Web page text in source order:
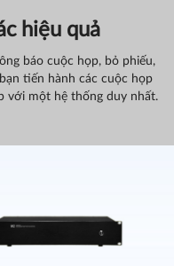
hiệu quả
báo cuộc họp, bỏ phiếu,
tiến hành các cuộc họp
với một hệ thống duy nhất.